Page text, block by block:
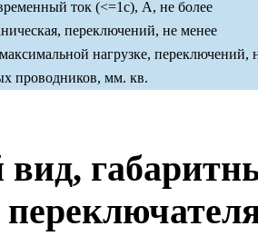
ток (<=1c), А, не более
переключений, не менее
нагрузке, переключений,
проводников, мм. кв.